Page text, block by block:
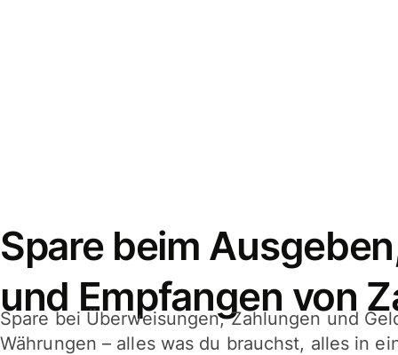
Spare beim
und Empfangen von
Spare bei Überweisungen, Zahlungen und
Währungen – alles was du brauchst, alles in